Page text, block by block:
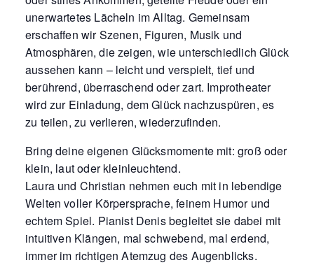
unerwartetes Lächeln im Alltag. Gemeinsam
erschaffen wir Szenen, Figuren, Musik und
Atmosphären, die zeigen, wie unterschiedlich Glück
aussehen kann – leicht und verspielt, tief und
berührend, überraschend oder zart. Improtheater
wird zur Einladung, dem Glück nachzuspüren, es
zu teilen, zu verlieren, wiederzufinden.
Bring deine eigenen Glücksmomente mit: groß oder
klein, laut oder kleinleuchtend.
Laura und Christian nehmen euch mit in lebendige
Welten voller Körpersprache, feinem Humor und
echtem Spiel. Pianist Denis begleitet sie dabei mit
intuitiven Klängen, mal schwebend, mal erdend,
immer im richtigen Atemzug des Augenblicks.